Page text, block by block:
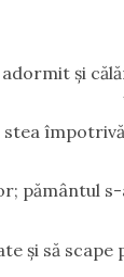
şi
pământul
şi să